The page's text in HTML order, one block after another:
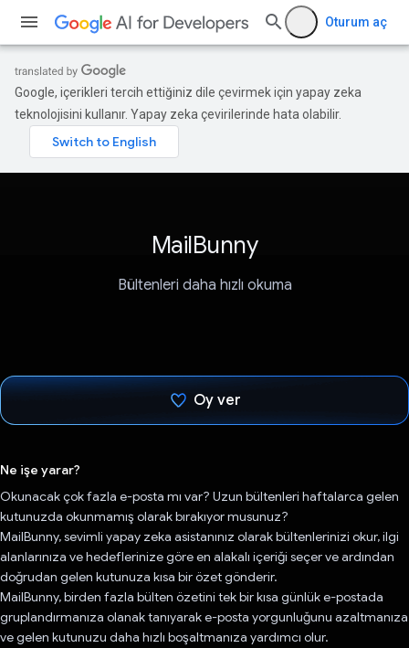
Oturum aç
Google, içerikleri tercih ettiğiniz dile çevirmek için yapay zeka
teknolojisini kullanır. Yapay zeka çevirilerinde hata olabilir.
MailBunny
Bültenleri daha hızlı okuma
Oy ver
Ne işe yarar?
Okunacak çok fazla e-posta mı var? Uzun bültenleri haftalarca gelen
kutunuzda okunmamış olarak bırakıyor musunuz?
MailBunny, sevimli yapay zeka asistanınız olarak bültenlerinizi okur, ilgi
alanlarınıza ve hedeflerinize göre en alakalı içeriği seçer ve ardından
doğrudan gelen kutunuza kısa bir özet gönderir.
MailBunny, birden fazla bülten özetini tek bir kısa günlük e-postada
gruplandırmanıza olanak tanıyarak e-posta yorgunluğunu azaltmanıza
ve gelen kutunuzu daha hızlı boşaltmanıza yardımcı olur.